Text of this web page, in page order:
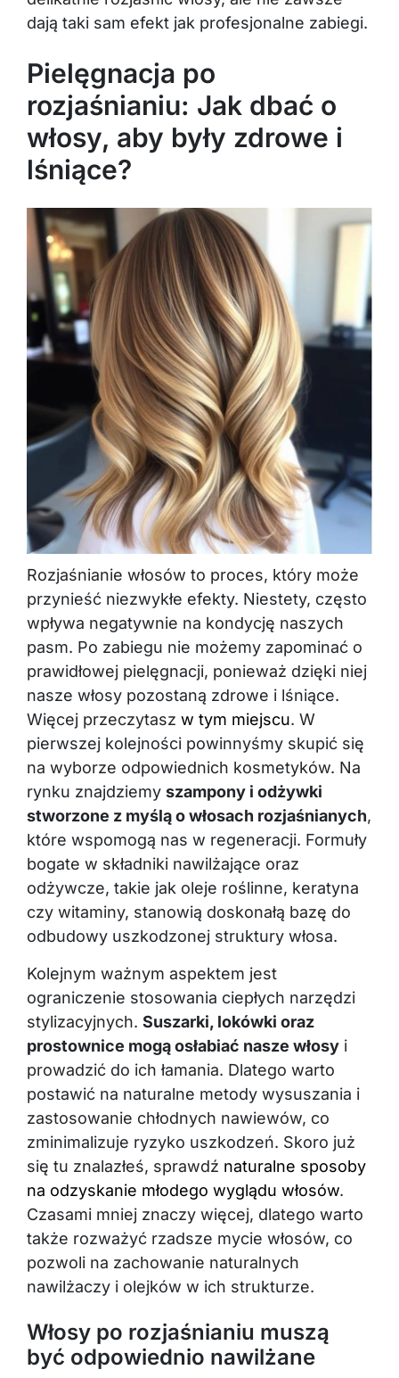
dają taki sam efekt jak profesjonalne zabiegi.
Pielęgnacja po
rozjaśnianiu: Jak dbać o
włosy, aby były zdrowe i
lśniące?
Rozjaśnianie włosów to proces, który może
przynieść niezwykłe efekty. Niestety, często
wpływa negatywnie na kondycję naszych
pasm. Po zabiegu nie możemy zapominać o
prawidłowej pielęgnacji, ponieważ dzięki niej
nasze włosy pozostaną zdrowe i lśniące.
Więcej przeczytasz w tym miejscu. W
pierwszej kolejności powinnyśmy skupić się
na wyborze odpowiednich kosmetyków. Na
rynku znajdziemy szampony i odżywki
stworzone z myślą o włosach rozjaśnianych,
które wspomogą nas w regeneracji. Formuły
bogate w składniki nawilżające oraz
odżywcze, takie jak oleje roślinne, keratyna
czy witaminy, stanowią doskonałą bazę do
odbudowy uszkodzonej struktury włosa.
Kolejnym ważnym aspektem jest
ograniczenie stosowania ciepłych narzędzi
stylizacyjnych. Suszarki, lokówki oraz
prostownice mogą osłabiać nasze włosy i
prowadzić do ich łamania. Dlatego warto
postawić na naturalne metody wysuszania i
zastosowanie chłodnych nawiewów, co
zminimalizuje ryzyko uszkodzeń. Skoro już
się tu znalazłeś, sprawdź naturalne sposoby
na odzyskanie młodego wyglądu włosów.
Czasami mniej znaczy więcej, dlatego warto
także rozważyć rzadsze mycie włosów, co
pozwoli na zachowanie naturalnych
nawilżaczy i olejków w ich strukturze.
Włosy po rozjaśnianiu muszą
być odpowiednio nawilżane